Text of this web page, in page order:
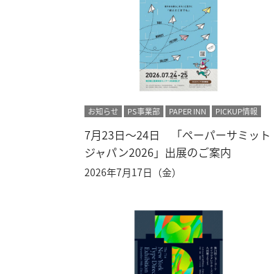
お知らせ PS事業部 PAPER INN PICKUP情報
7月23日～24日 「ペーパーサミット
ジャパン2026」出展のご案内
2026年7月17日（金）